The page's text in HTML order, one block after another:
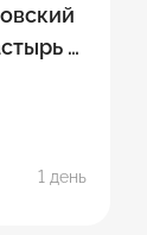
+
1 день